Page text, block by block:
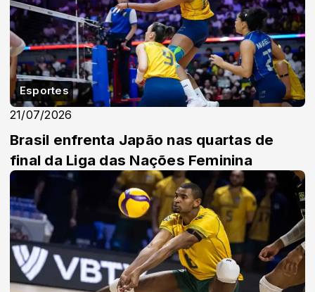
Esportes
21/07/2026
Brasil enfrenta Japão nas quartas de
final da Liga das Nações Feminina